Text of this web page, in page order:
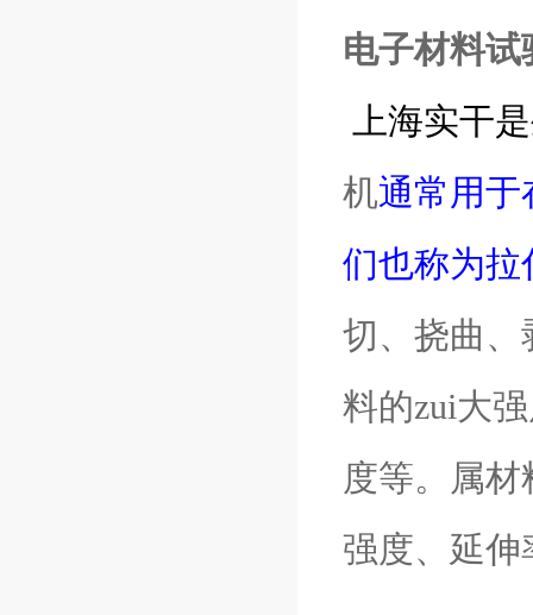
电子材料
上海实干
机通常用于
们也称为拉
切、挠曲、
料的zui大
度等。属
强度、延伸